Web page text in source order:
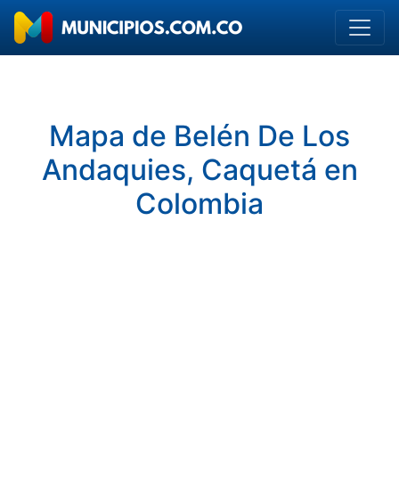
Mapa de Belén De Los
Andaquies, Caquetá en
Colombia